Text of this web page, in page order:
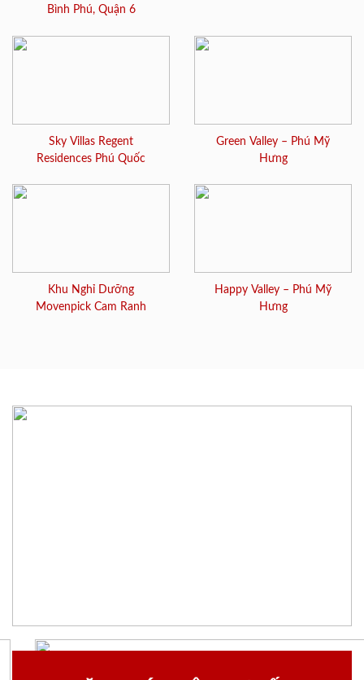
Bình Phú, Quận 6
Sky Villas Regent
Residences Phú Quốc
Green Valley – Phú Mỹ
Hưng
Khu Nghỉ Dưỡng
Movenpick Cam Ranh
Happy Valley – Phú Mỹ
Hưng